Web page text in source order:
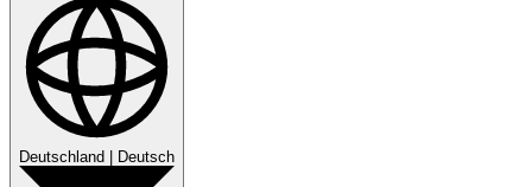
Deutschland Deutsch